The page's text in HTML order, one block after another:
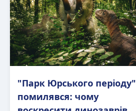
"Парк Юрського періоду"
помилявся: чому